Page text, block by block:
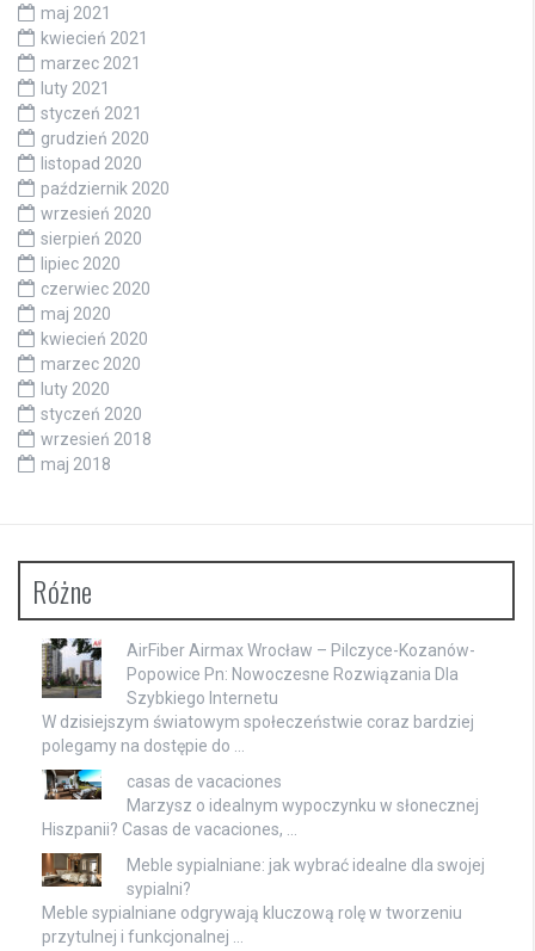
maj 2021
kwiecień 2021
marzec 2021
luty 2021
styczeń 2021
grudzień 2020
listopad 2020
październik 2020
wrzesień 2020
sierpień 2020
lipiec 2020
czerwiec 2020
maj 2020
kwiecień 2020
marzec 2020
luty 2020
styczeń 2020
wrzesień 2018
maj 2018
Różne
AirFiber Airmax Wrocław – Pilczyce-Kozanów-
Popowice Pn: Nowoczesne Rozwiązania Dla
Szybkiego Internetu
W dzisiejszym światowym społeczeństwie coraz bardziej
polegamy na dostępie do …
casas de vacaciones
Marzysz o idealnym wypoczynku w słonecznej
Hiszpanii? Casas de vacaciones, …
Meble sypialniane: jak wybrać idealne dla swojej
sypialni?
Meble sypialniane odgrywają kluczową rolę w tworzeniu
przytulnej i funkcjonalnej …